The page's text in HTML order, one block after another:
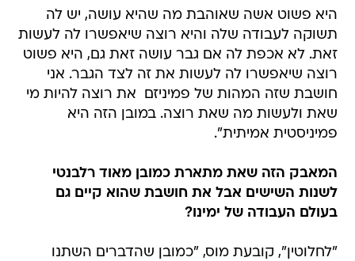
היא פשוט אשה שאוהבת מה שהיא עושה, יש לה
תשוקה לעבודה שלה והיא רוצה שיאפשרו לה לעשות
זאת. לא אכפת לה אם גבר עושה זאת גם, היא פשוט
רוצה שיאפשרו לה לעשות את זה לצד הגבר. אני
חושבת שזה המהות של פמיניזם  את רוצה להיות מי
שאת ולעשות מה שאת רוצה. במובן הזה היא
פמיניסטית אמיתית".
המאבק הזה שאת מתארת כמובן מאוד רלבנטי
לשנות השישים אבל את חושבת שהוא קיים גם
בעולם העבודה של ימינו?
"לחלוטין", קובעת מוס, "כמובן שהדברים השתנו